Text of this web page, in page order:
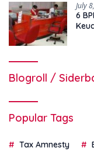
July
6
Blogroll /
Popular Tags
Tax Amnesty